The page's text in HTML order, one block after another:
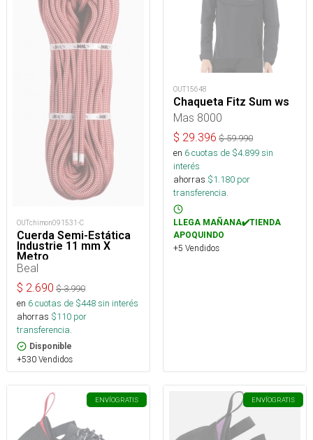
OUTchimon091531-C
Cuerda Semi-Estática
Industrie 11 mm X
Metro
Beal
$ 2.690 $3.990
en 6cuotas de $448sin interés
ahorras $110 por
transferencia.
Disponible
+530 Vendidos
OUT15648
Chaqueta Fitz Sum ws
Mas 8000
$ 29.396 $59.990
en 6cuotas de $4.899sin
interés
ahorras $1.180 por
transferencia.
LLEGA MAÑANA✔️TIENDA
APOQUINDO
+5 Vendidos
ENVÍOGRATIS ENVÍOGRATIS